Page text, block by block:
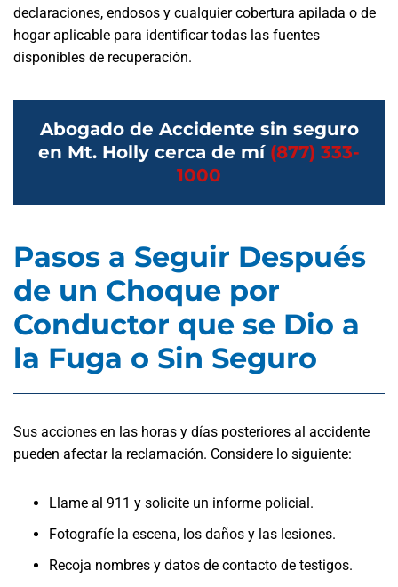
declaraciones, endosos y cualquier cobertura apilada o de
hogar aplicable para identificar todas las fuentes
disponibles de recuperación.
Abogado de Accidente sin seguro
en Mt. Holly cerca de mí (877) 333-
1000
Pasos a Seguir Después
de un Choque por
Conductor que se Dio a
la Fuga o Sin Seguro
Sus acciones en las horas y días posteriores al accidente
pueden afectar la reclamación. Considere lo siguiente:
Llame al 911 y solicite un informe policial.
Fotografíe la escena, los daños y las lesiones.
Recoja nombres y datos de contacto de testigos.